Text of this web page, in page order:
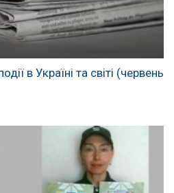
в Україні та світі (червень